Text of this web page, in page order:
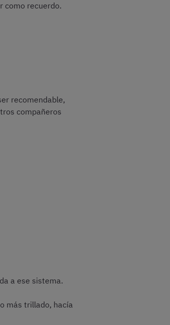
como recuerdo.
recomendable,
compañeros
a ese sistema.
más trillado, hacía